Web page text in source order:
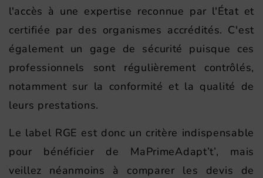
l'accès à une expertise reconnue par l'État et
certifiée par des organismes accrédités. C'est
également un gage de sécurité puisque ces
professionnels sont régulièrement contrôlés,
notamment sur la conformité et la qualité de
leurs prestations.
Le label RGE est donc un critère indispensable
pour bénéficier de MaPrimeAdapt’t’, mais
veillez néanmoins à comparer les devis de